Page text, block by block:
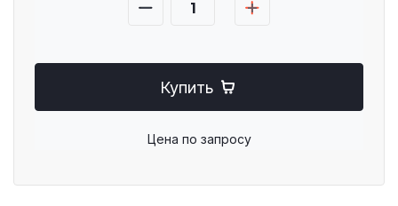
Купить
Цена по запросу